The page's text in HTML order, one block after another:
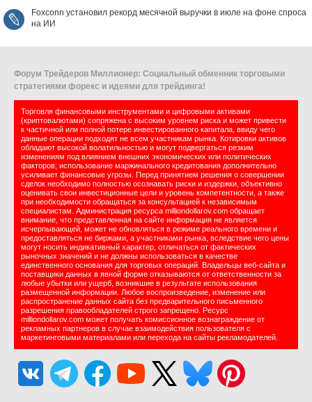
Foxconn установил рекорд месячной выручки в июле на фоне спроса
на ИИ
Форум Трейдеров Миллионер: Социальный обменник торговыми
стратегиями форекс и идеями для трейдинга!
Торговля финансовыми инструментами и цифровыми активами
(криптовалютами) сопряжена с высоким уровнем риска и может привести
к частичной или полной потере инвестированного капитала, ввиду чего
данные операции подходят не всем участникам рынка. Котировки активов
обладают высокой волатильностью и могут подвергаться резким
изменениям под влиянием внешних экономических или политических
факторов; использование маржинального кредитования дополнительно
усиливает финансовые угрозы. Перед принятием решения о совершении
сделок необходимо полностью осознавать риски и издержки, объективно
оценивать свои инвестиционные цели и уровень компетентности, а также
при необходимости обращаться за консультацией к независимым
специалистам. Администрация ресурса milliondollarov.com обращает
внимание, что представленная на сайте информация не является
исчерпывающей, может не обновляться в режиме реального времени и
предоставляться не биржами, а участниками рынка, вследствие чего цены
могут носить индикативный характер, отличаться от фактических
рыночных значений и не должны использоваться в качестве
единственного основания для торговых операций. Владельцы веб-сайта и
поставщики данных в явной форме отказываются от ответственности за
любые убытки или ущерб, возникшие в результате использования
размещенной информации. Любое воспроизведение, изменение или
распространение данных сайта без предварительного письменного
разрешения правообладателей строго запрещено. Ресурс
milliondollarov.com может получать комиссионное вознаграждение от
рекламных партнеров в случае взаимодействия пользователя с
маркетинговыми материалами или перехода на сайты рекламодателей.